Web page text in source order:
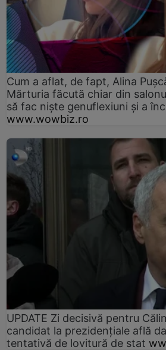
Cum a aflat, de fapt, Alina
Mărturia făcută chiar din
să fac niște genuflexiuni și a
www.wowbiz.ro
UPDATE Zi decisivă pentru
candidat la prezidențiale află
tentativă de lovitură de stat